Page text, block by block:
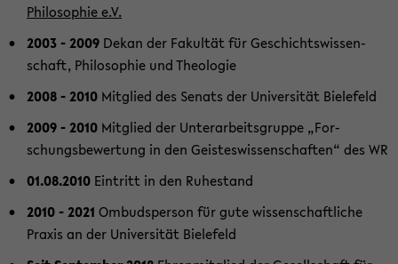
Phi­lo­so­phie e.V.
2003 - 2009 Dekan der Fa­kul­tät für Ge­schichts­wis­sen­
schaft, Phi­lo­so­phie und Theo­lo­gie
2008 - 2010 Mit­glied des Se­nats der Uni­ver­si­tät Bie­le­feld
2009 - 2010 Mit­glied der Un­ter­ar­beits­grup­pe „For­
schungs­be­wer­tung in den Geis­tes­wis­sen­schaf­ten“ des WR
01.08.2010 Ein­tritt in den Ru­he­stand
2010- 2021 Om­buds­per­son für gute wis­sen­schaft­li­che
Pra­xis an der Uni­ver­si­tät Bie­le­feld